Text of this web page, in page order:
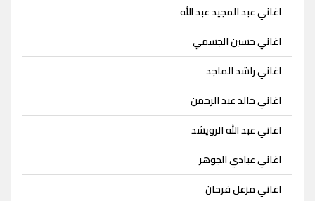
اغاني عبد المجيد عبد الله
اغاني حسين الجسمي
اغاني راشد الماجد
اغاني خالد عبد الرحمن
اغاني عبد الله الرويشد
اغاني عبادي الجوهر
اغاني مزعل فرحان